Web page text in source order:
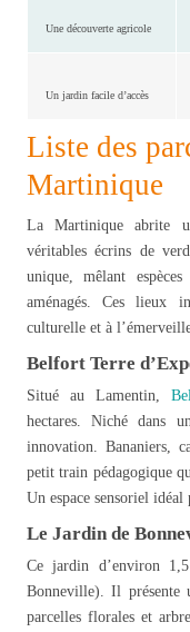
Une découverte agricole
Un jardin facile d’accès
Liste des
Martinique
La Martinique abrite
véritables écrins de
unique, mêlant
aménagés. Ces lieux
culturelle et à
Belfort Terre
Situé au Lamentin,
hectares. Niché dans
innovation. Bananiers,
petit train pédagogique
Un espace sensoriel idéal
Le Jardin de
Ce jardin d’environ
Bonneville). Il présente
parcelles florales et